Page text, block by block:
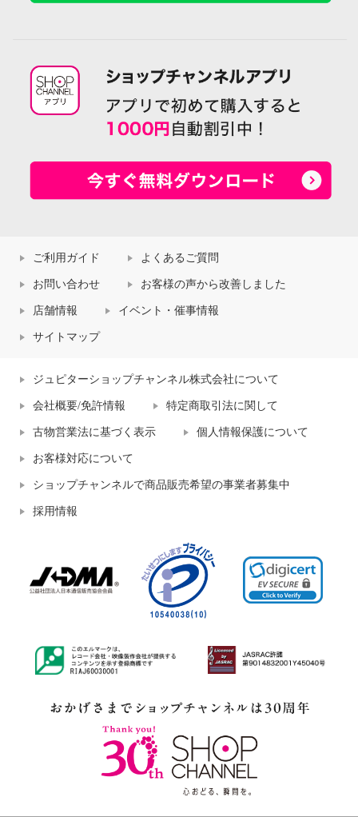
ご利用ガイド よくあるご質問
お問い合わせ お客様の声から改善しました
店舗情報 イベント・催事情報
サイトマップ
ジュピターショップチャンネル株式会社について
会社概要/免許情報 特定商取引法に関して
古物営業法に基づく表示 個人情報保護について
お客様対応について
ショップチャンネルで商品販売希望の事業者募集中
採用情報